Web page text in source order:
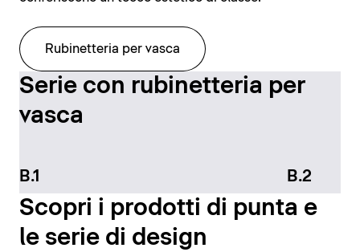
Rubinetteria per vasca
Serie con rubinetteria per
vasca
B.1 B.2
Scopri i prodotti di punta e
le serie di design